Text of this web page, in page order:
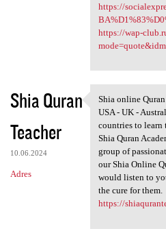
https://
https://wap-
Shia Quran
Teacher
10.06.2024
Adres
Shia online
Shia online
USA - UK -
countries to learn
Shia Quran
group of
our Shia Online
would listen to
the cure for them.
https://